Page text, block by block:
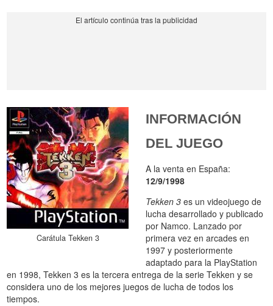
Carátula Tekken 3
INFORMACIÓN
DEL JUEGO
A la venta en España:
12/9/1998
Tekken 3 es un videojuego de
lucha desarrollado y publicado
por Namco. Lanzado por
primera vez en arcades en
1997 y posteriormente
adaptado para la PlayStation
en 1998, Tekken 3 es la tercera entrega de la serie Tekken y se
considera uno de los mejores juegos de lucha de todos los
tiempos.